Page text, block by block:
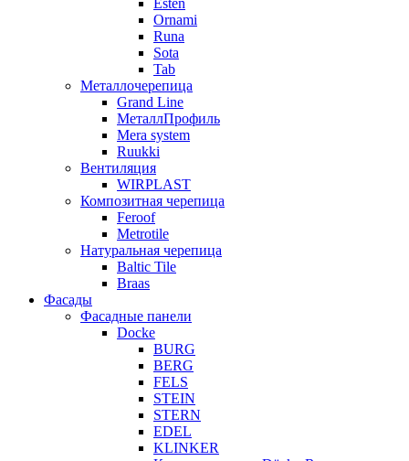
Ornami
Runa
Sota
Tab
Металлочерепица
Grand Line
МеталлПрофиль
Mera system
Ruukki
Вентиляция
WIRPLAST
Композитная черепица
Feroof
Metrotile
Натуральная черепица
Baltic Tile
Braas
Фасады
Фасадные панели
Docke
BURG
BERG
FELS
STEIN
STERN
EDEL
KLINKER